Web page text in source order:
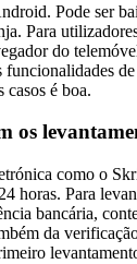
Pode ser
Para
do
funcionalidades
casos é boa.
os
como o
horas. Para
bancária,
da